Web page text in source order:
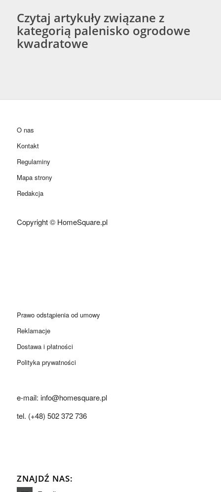
Czytaj artykuły związane z
kategorią palenisko ogrodowe
kwadratowe
O nas
Kontakt
Regulaminy
Mapa strony
Redakcja
Copyright © HomeSquare.pl
Prawo odstąpienia od umowy
Reklamacje
Dostawa i płatności
Polityka prywatności
e-mail: info@homesquare.pl
tel. (+48) 502 372 736
ZNAJDŹ NAS: